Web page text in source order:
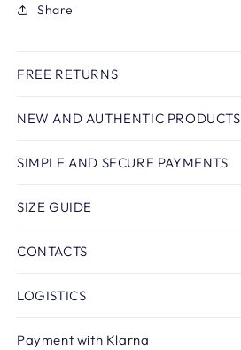
Share
FREE RETURNS
NEW AND AUTHENTIC PRODUCTS
SIMPLE AND SECURE PAYMENTS
SIZE GUIDE
CONTACTS
LOGISTICS
Payment with Klarna